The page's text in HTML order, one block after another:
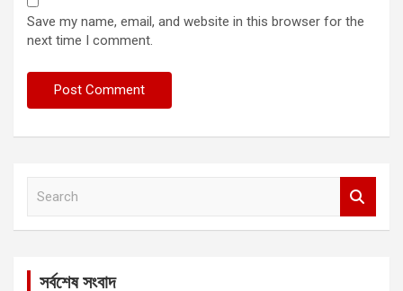
Save my name, email, and website in this browser for the
next time I comment.
সর্বশেষ সংবাদ